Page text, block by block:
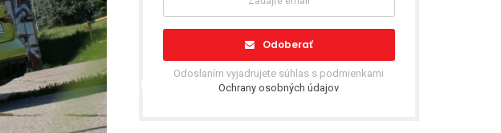
Odoberať
Odoslaním vyjadrujete súhlas s podmienkami
Ochrany osobných údajov